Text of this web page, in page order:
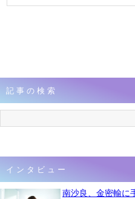
記事の検索
インタビュー
南沙良、金密輸